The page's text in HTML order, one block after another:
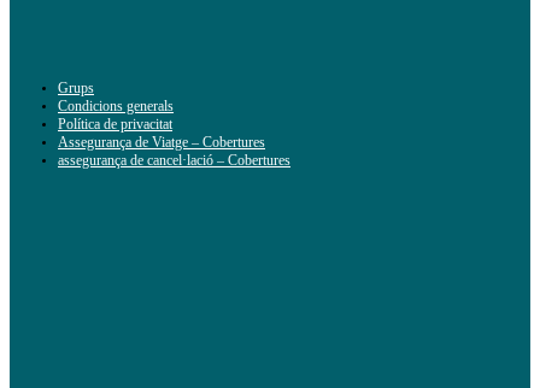
Grups
Condicions generals
Política de privacitat
Assegurança de Viatge – Cobertures
assegurança de cancel·lació – Cobertures